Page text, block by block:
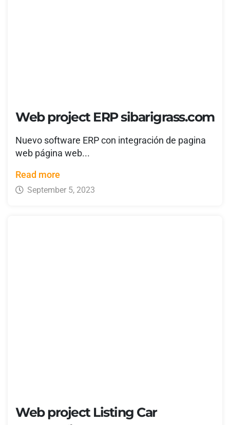
Web project ERP sibarigrass.com
Nuevo software ERP con integración de pagina
web página web...
Read more
September 5, 2023
Web project Listing Car